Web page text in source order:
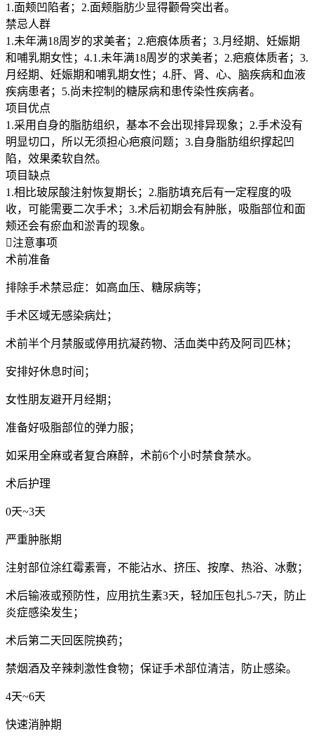
1.面颊凹陷者；2.面颊脂肪少显得颧骨突出者。
禁忌人群
1.未年满18周岁的求美者；2.疤痕体质者；3.月经期、妊娠期
和哺乳期女性；4.1.未年满18周岁的求美者；2.疤痕体质者；3.
月经期、妊娠期和哺乳期女性；4.肝、肾、心、脑疾病和血液
疾病患者；5.尚未控制的糖尿病和患传染性疾病者。
项目优点
1.采用自身的脂肪组织，基本不会出现排异现象；2.手术没有
明显切口，所以无须担心疤痕问题；3.自身脂肪组织撑起凹
陷，效果柔软自然。
项目缺点
1.相比玻尿酸注射恢复期长；2.脂肪填充后有一定程度的吸
收，可能需要二次手术；3.术后初期会有肿胀，吸脂部位和面
颊还会有瘀血和淤青的现象。
注意事项
术前准备
排除手术禁忌症：如高血压、糖尿病等；
手术区域无感染病灶；
术前半个月禁服或停用抗凝药物、活血类中药及阿司匹林；
安排好休息时间；
女性朋友避开月经期；
准备好吸脂部位的弹力服；
如采用全麻或者复合麻醉，术前6个小时禁食禁水。
术后护理
0天~3天
严重肿胀期
注射部位涂红霉素膏，不能沾水、挤压、按摩、热浴、冰敷；
术后输液或预防性，应用抗生素3天，轻加压包扎5-7天，防止
炎症感染发生；
术后第二天回医院换药；
禁烟酒及辛辣刺激性食物；保证手术部位清洁，防止感染。
4天~6天
快速消肿期